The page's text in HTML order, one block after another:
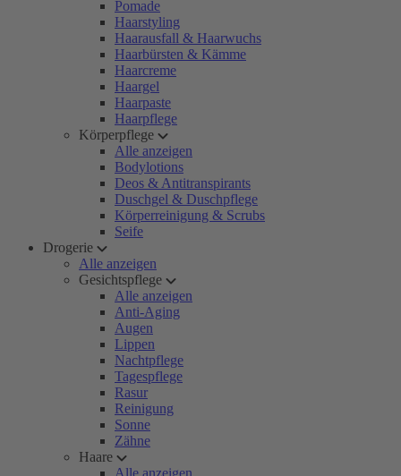
Pomade
Haarstyling
Haarausfall & Haarwuchs
Haarbürsten & Kämme
Haarcreme
Haargel
Haarpaste
Haarpflege
Körperpflege
Alle anzeigen
Bodylotions
Deos & Antitranspirants
Duschgel & Duschpflege
Körperreinigung & Scrubs
Seife
Drogerie
Alle anzeigen
Gesichtspflege
Alle anzeigen
Anti-Aging
Augen
Lippen
Nachtpflege
Tagespflege
Rasur
Reinigung
Sonne
Zähne
Haare
Alle anzeigen